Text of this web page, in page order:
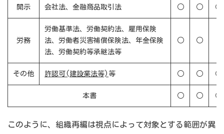
開示 会社法、金融商品取引法 ○ ○ ○
労務
労働基準法、労働契約法、雇用保険
法、労働者災害補償保険法、年金保険
法、労働契約等承継法等
○ ○
その他 許認可(建設業法等) 等 ○ ○ ○
本書 ○ ○ ○
このように、組織再編は視点によって対象とする範囲が異